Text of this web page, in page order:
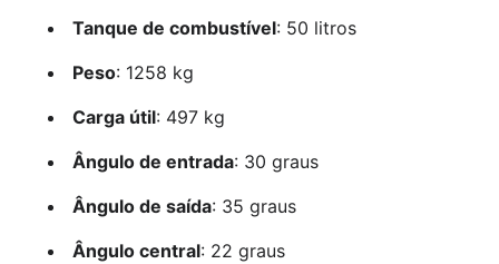
Tanque de combustível: 50 litros
Peso: 1258 kg
Carga útil: 497 kg
Ângulo de entrada: 30 graus
Ângulo de saída: 35 graus
Ângulo central: 22 graus